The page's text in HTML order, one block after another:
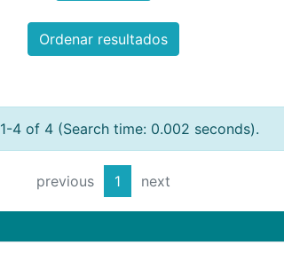
Ordenar resultados
4 of 4 (Search time: 0.002 seconds).
previous 1 next